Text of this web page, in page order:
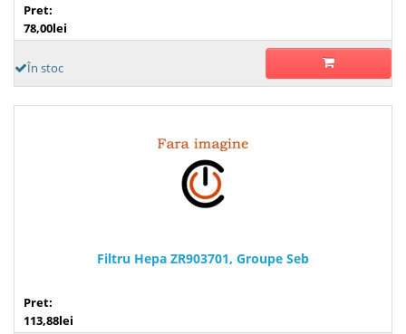
Pret:
78,00lei
În stoc
Filtru Hepa ZR903701, Groupe Seb
Pret:
113,88lei